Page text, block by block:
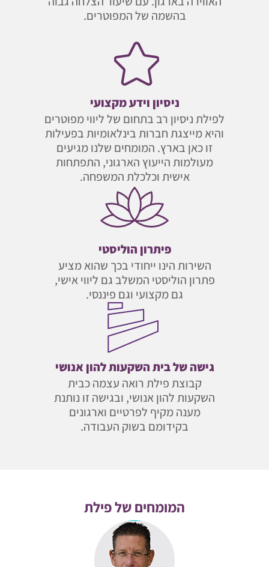
בהשמה של המפוטרים.
ניסיון וידע מקצועי
לפילת ניסיון רב בתחום של ליווי מפוטרים
והיא מייצגת חברות בינלאומיות בפעילות
זו כאן בארץ. המומחים שלנו מגיעים
מעולמות הייעוץ הארגוני, התפתחות
אישית וכלכלת המשפחה.
פיתרון הוליסטי
השירות הינו ייחודי בכך שהוא מציע
פתרון הוליסטי המשלב גם ליווי אישי,
גם מקצועי וגם פיננסי.
גישה של בית השקעות להון אנושי
קבוצת פילת רואה עצמה כבית
השקעות להון אנושי, ובגישה זו נותנת
מענה מקיף לפרטיים וארגונים
בקידומם בשוק העבודה.
המומחים של פילת